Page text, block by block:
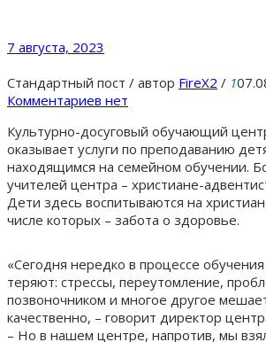
7 августа, 2023
Стандартный пост / автор FireX2 / 1
Комментариев нет
Культурно-досуговый обучающий
оказывает услуги по преподаванию
находящимся на семейном обучении.
учителей центра – христиане-
Дети здесь воспитываются на
числе которых – забота о здоровье.
«Сегодня нередко в процессе
теряют: стрессы, переутомление,
позвоночником и многое другое
качественно, – говорит директор
– Но в нашем центре, напротив, мы